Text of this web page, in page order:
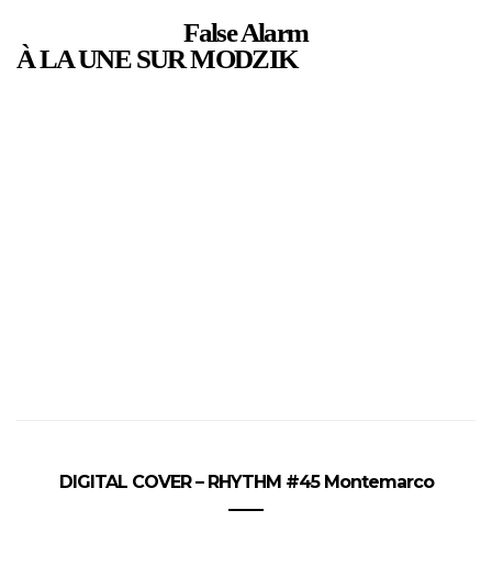
False Alarm
À LA UNE SUR MODZIK
DIGITAL COVER – RHYTHM #45 Montemarco